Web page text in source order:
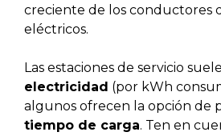
creciente de los conductores
eléctricos.
Las estaciones de servicio
electricidad (por kWh
algunos ofrecen la opción de
tiempo de carga. Ten en